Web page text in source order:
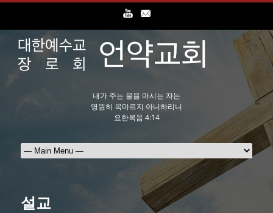
내가 주는 물을 마시는 자는
영원히 목마르지 아니하리니
요한복음 4:14
설교